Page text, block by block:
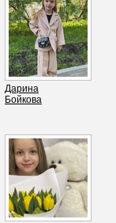
Дарина
Бойкова